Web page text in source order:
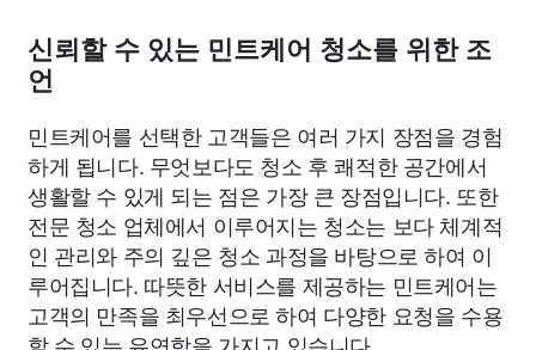
신뢰할 수 있는 민트케어 청소를 위한 조
언
민트케어를 선택한 고객들은 여러 가지 장점을 경험
하게 됩니다. 무엇보다도 청소 후 쾌적한 공간에서
생활할 수 있게 되는 점은 가장 큰 장점입니다. 또한
전문 청소 업체에서 이루어지는 청소는 보다 체계적
인 관리와 주의 깊은 청소 과정을 바탕으로 하여 이
루어집니다. 따뜻한 서비스를 제공하는 민트케어는
고객의 만족을 최우선으로 하여 다양한 요청을 수용
할 수 있는 유연함을 가지고 있습니다.